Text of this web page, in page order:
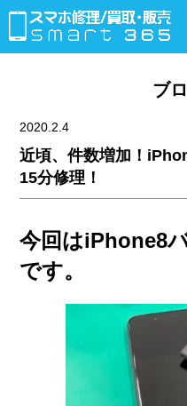
ブ
2020.2.4
近頃、件数増加！
15分修理！
今回はiPhone8
です。